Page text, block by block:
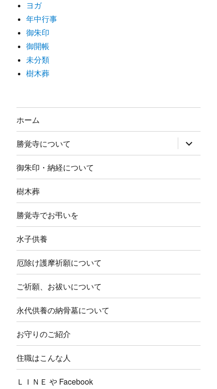
ヨガ
年中行事
御朱印
御開帳
未分類
樹木葬
ホーム
勝覚寺について サ
ブ
メ
ー
開
御朱印・納経について
樹木葬
勝覚寺でお弔いを
水子供養
厄除け護摩祈願について
ご祈願、お祓いについて
永代供養の納骨墓について
お守りのご紹介
住職はこんな人
ＬＩＮＥ や Facebook